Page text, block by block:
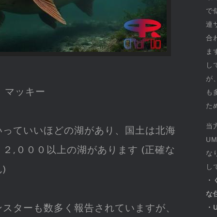
マッキー
ていいほどの湖があり、国土は北海
,０００以上の湖があります (正確な
)
ターも数多く報告されていますが、
で
連
合
ま
し
が
も
た
当
な
し
な
・